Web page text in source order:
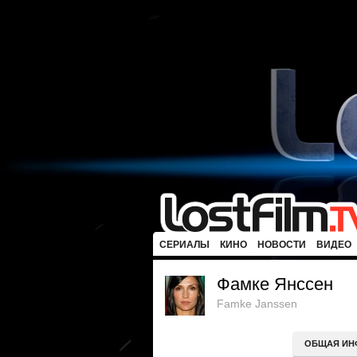
СЕРИАЛЫ КИНО НОВОСТИ ВИДЕО
Фамке Янссен
Famke Janssen
ОБЩАЯ